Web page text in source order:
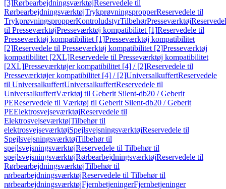
[3]RørbearbejdningsværktøjReservedele til
RørbearbejdningsværktøjTrykprøvningspropperReservedele til
TrykprøvningspropperKontroludstyrTilbehørPresseværktøj
til PresseværktøjPresseværktøj kompatibilitet [1]Reservedele til
Presseværktøj kompatibilitet [1]Presseværktøj kompatibilitet
[2]Reservedele til Presseværktøj kompatibilitet [2]Presseværktøj
kompatibilitet [2XL]Reservedele til Presseværktøj kompatibilitet
[2XL]Presseværktøjer kompatibilitet [4] / [2]Reservedele til
Presseværktøjer kompatibilitet [4] / [2]UniversalkuffertReservedele
til UniversalkuffertUniversalkuffertReservedele til
UniversalkuffertVærktøj til Geberit Silent-db20 / Geberit
PEReservedele til Værktøj til Geberit Silent-db20 / Geberit
PEElektrosvejseværktøjReservedele til
ElektrosvejseværktøjTilbehør til
elektrosvejseværktøjSpejlsvejsningsværktøjReservedele til
SpejlsvejsningsværktøjTilbehør til
spejlsvejsningsværktøjReservedele til Tilbehør til
spejlsvejsningsværktøjRørbearbejdningsværktøjReservedele til
RørbearbejdningsværktøjTilbehør til
rørbearbejdningsværktøjReservedele til Tilbehør til
rørbearbejdningsværktøjFjernbetjeningerFjernbetjeninger